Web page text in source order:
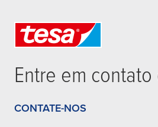
Entre em
CONTATE-NOS